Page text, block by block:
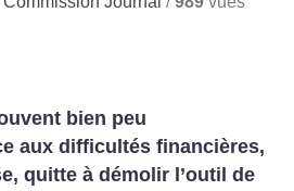
bien peu
aux difficultés financières,
quitte à démolir l’outil de